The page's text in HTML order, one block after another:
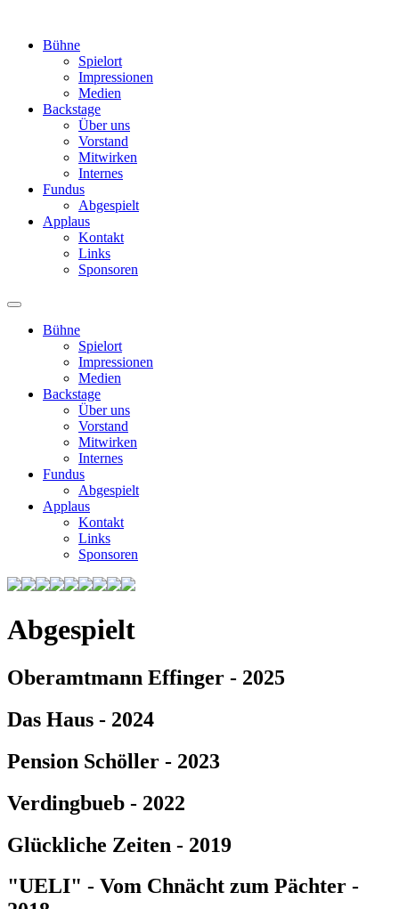
Bühne
Spielort
Impressionen
Medien
Backstage
Über uns
Vorstand
Mitwirken
Internes
Fundus
Abgespielt
Applaus
Kontakt
Links
Sponsoren
Bühne
Spielort
Impressionen
Medien
Backstage
Über uns
Vorstand
Mitwirken
Internes
Fundus
Abgespielt
Applaus
Kontakt
Links
Sponsoren
Abgespielt
Oberamtmann Effinger - 2025
Das Haus - 2024
Pension Schöller - 2023
Verdingbueb - 2022
Glückliche Zeiten - 2019
"UELI" - Vom Chnächt zum Pächter -